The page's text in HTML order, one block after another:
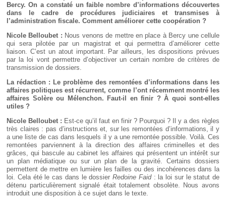
Bercy. On a constaté un faible nombre d’informations découvertes
dans le cadre de procédures judiciaires et transmises à
l’administration fiscale. Comment améliorer cette coopération ?
Nicole Belloubet : Nous venons de mettre en place à Bercy une cellule
qui sera pilotée par un magistrat et qui permettra d’améliorer cette
liaison. C’est un atout important. Par ailleurs, les dispositions prévues
par la loi vont permettre d’objectiver un certain nombre de critères de
transmission de dossiers.
La rédaction : Le problème des remontées d’informations dans les
affaires politiques est récurrent, comme l’ont récemment montré les
affaires Solère ou Mélenchon. Faut-il en finir ? À quoi sont-elles
utiles ?
Nicole Belloubet : Est-ce qu’il faut en finir ? Pourquoi ? Il y a des règles
très claires : pas d’instructions et, sur les remontées d’informations, il y
a une liste de cas dans lesquels il y a une remontée possible. Voilà. Ces
remontées parviennent à la direction des affaires criminelles et des
grâces, qui bascule au cabinet les affaires qui présentent un intérêt sur
un plan médiatique ou sur un plan de la gravité. Certains dossiers
permettent de mettre en lumière les failles ou des incohérences dans la
loi. Cela été le cas dans le dossier Redoine Faid: la loi sur le statut de
détenu particulièrement signalé était totalement obsolète. Nous avons
introduit une disposition à ce sujet dans le texte.